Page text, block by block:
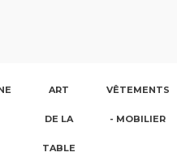
ART
DE LA
TABLE
VÊTEMENTS
- MOBILIER